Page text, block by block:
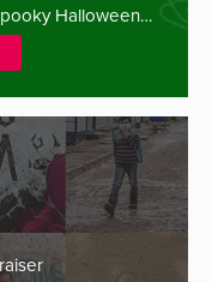
Halloween…